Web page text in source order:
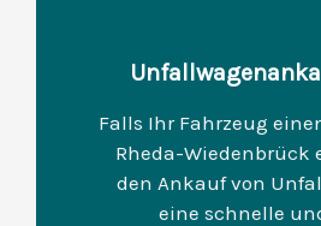
Falls Ihr Fahrzeug
Rheda-Wiedenbrück
den Ankauf von
eine schnelle